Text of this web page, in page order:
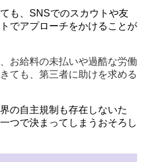
も、SNSでのスカウトや友
でアプローチをかけることが
お給料の未払いや過酷な労働
ても、第三者に助けを求める
の自主規制も存在しないた
つで決まってしまうおそろし